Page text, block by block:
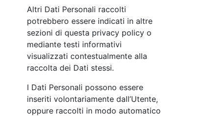
Altri Dati Personali raccolti
potrebbero essere indicati in altre
sezioni di questa privacy policy o
mediante testi informativi
visualizzati contestualmente alla
raccolta dei Dati stessi.
I Dati Personali possono essere
inseriti volontariamente dall’Utente,
oppure raccolti in modo automatico